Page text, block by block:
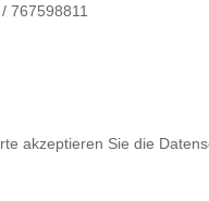
767598811
akzeptieren Sie die